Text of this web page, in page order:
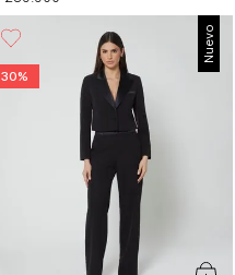
Nuevo
30%